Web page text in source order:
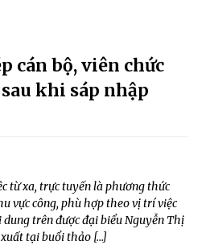
cán bộ, viên chức
khi sáp nhập
từ xa, trực tuyến là phương thức
vực công, phù hợp theo vị trí việc
trên được đại biểu Nguyễn Thị
tại buổi thảo […]